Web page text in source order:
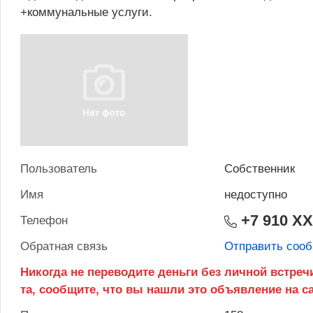
+коммунальные услуги.
Пользователь
Собственник
Имя
недоступно
Телефон
+7 910
Обратная связь Отправить